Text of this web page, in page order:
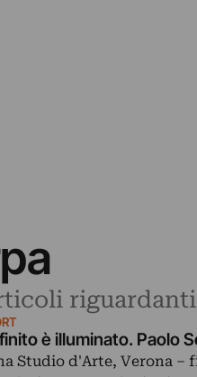
è illuminato. Paolo
Studio d'Arte, Verona –